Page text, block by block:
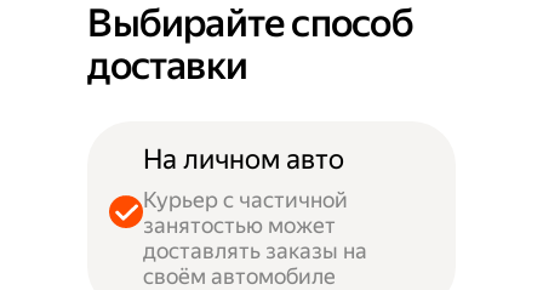
Выбирайте способ
доставки
На личном авто
Курьер с частичной
занятостью может
доставлять заказы на
своём автомобиле